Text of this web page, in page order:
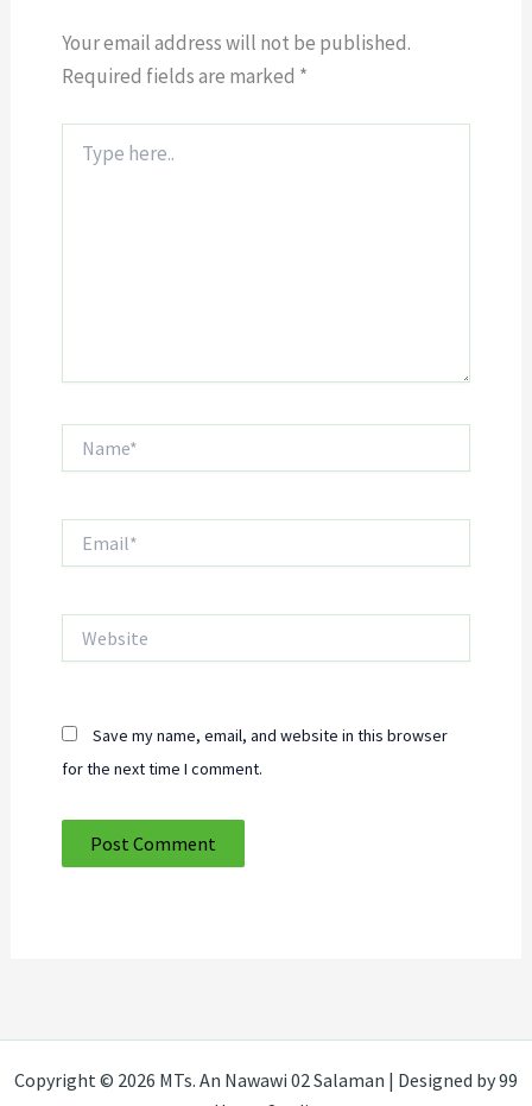
Your email address will not be published.
Required fields are marked *
here..
Save my name, email, and website in this browser
for the next time I comment.
Copyright © 2026 MTs. An Nawawi 02 Salaman | Designed by 99